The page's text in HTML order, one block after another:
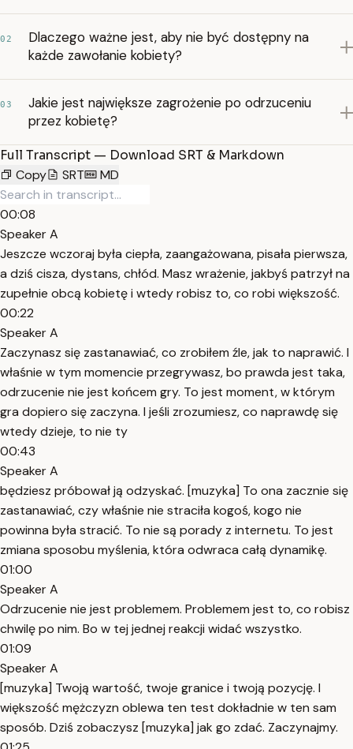
02
Dlaczego ważne jest, aby nie być dostępny na
każde zawołanie kobiety?
03
Jakie jest największe zagrożenie po odrzuceniu
przez kobietę?
Full Transcript — Download SRT & Markdown
Copy
SRT MD
00:08
Speaker A
Jeszcze wczoraj była ciepła, zaangażowana, pisała pierwsza,
a dziś cisza, dystans, chłód. Masz wrażenie, jakbyś patrzył na
zupełnie obcą kobietę i wtedy robisz to, co robi większość.
00:22
Speaker A
Zaczynasz się zastanawiać, co zrobiłem źle, jak to naprawić. I
właśnie w tym momencie przegrywasz, bo prawda jest taka,
odrzucenie nie jest końcem gry. To jest moment, w którym
gra dopiero się zaczyna. I jeśli zrozumiesz, co naprawdę się
wtedy dzieje, to nie ty
00:43
Speaker A
będziesz próbował ją odzyskać. [muzyka] To ona zacznie się
zastanawiać, czy właśnie nie straciła kogoś, kogo nie
powinna była stracić. To nie są porady z internetu. To jest
zmiana sposobu myślenia, która odwraca całą dynamikę.
01:00
Speaker A
Odrzucenie nie jest problemem. Problemem jest to, co robisz
chwilę po nim. Bo w tej jednej reakcji widać wszystko.
01:09
Speaker A
[muzyka] Twoją wartość, twoje granice i twoją pozycję. I
większość mężczyzn oblewa ten test dokładnie w ten sam
sposób. Dziś zobaczysz [muzyka] jak go zdać. Zaczynajmy.